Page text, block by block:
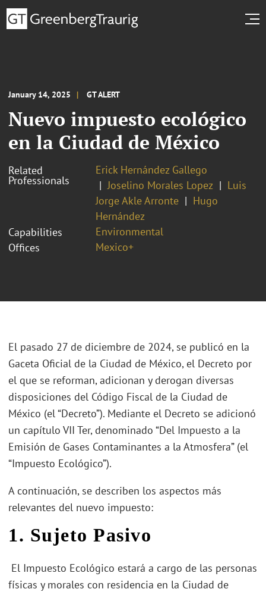
January 14, 2025 GT ALERT
Nuevo impuesto ecológico
en la Ciudad de México
Related
Professionals
Erick Hernández Gallego
Joselino Morales Lopez
Luis
Jorge Akle Arronte
Hugo
Hernández
Capabilities
Environmental
Offices
Mexico+
El pasado 27 de diciembre de 2024, se publicó en la
Gaceta Oficial de la Ciudad de México, el Decreto por
el que se reforman, adicionan y derogan diversas
disposiciones del Código Fiscal de la Ciudad de
México (el “Decreto”). Mediante el Decreto se adicionó
un capítulo VII Ter, denominado “Del Impuesto a la
Emisión de Gases Contaminantes a la Atmosfera” (el
“Impuesto Ecológico”).
A continuación, se describen los aspectos más
relevantes del nuevo impuesto:
1. Sujeto Pasivo
El Impuesto Ecológico estará a cargo de las personas
físicas y morales con residencia en la Ciudad de